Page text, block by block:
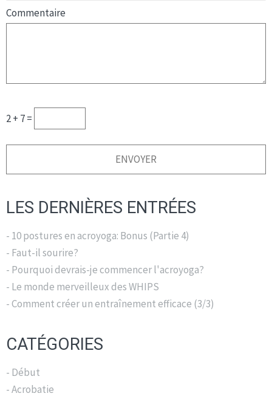
Commentaire
2 + 7 =
LES DERNIÈRES ENTRÉES
- 10 postures en acroyoga: Bonus (Partie 4)
- Faut-il sourire?
- Pourquoi devrais-je commencer l'acroyoga?
- Le monde merveilleux des WHIPS
- Comment créer un entraînement efficace (3/3)
CATÉGORIES
- Début
- Acrobatie